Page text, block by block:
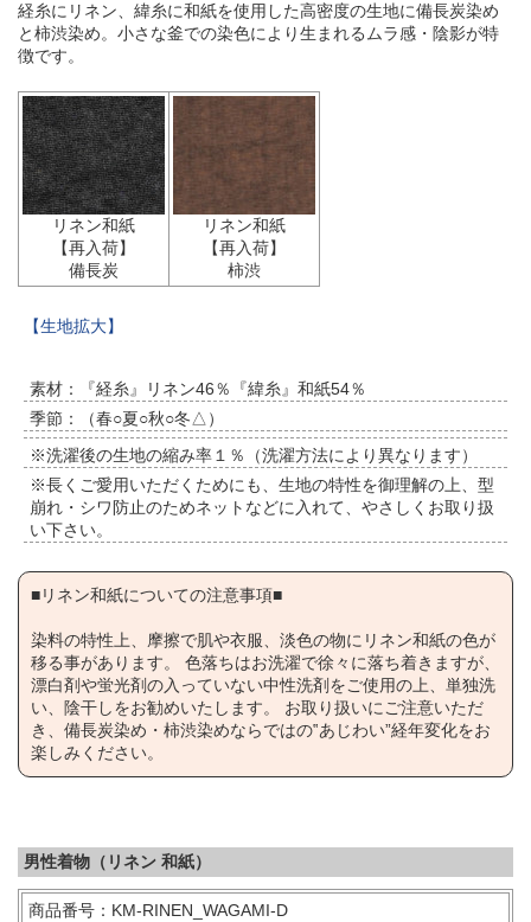
経糸にリネン、緯糸に和紙を使用した高密度の生地に備長炭染め
と柿渋染め。小さな釜での染色により生まれるムラ感・陰影が特
徴です。
リネン和紙
【再入荷】
備長炭
リネン和紙
【再入荷】
柿渋
【生地拡大】
素材：『経糸』リネン46％『緯糸』和紙54％
季節：（春○夏○秋○冬△）
※洗濯後の生地の縮み率１％（洗濯方法により異なります）
※長くご愛用いただくためにも、生地の特性を御理解の上、型
崩れ・シワ防止のためネットなどに入れて、やさしくお取り扱
い下さい。
■リネン和紙についての注意事項■
染料の特性上、摩擦で肌や衣服、淡色の物にリネン和紙の色が
移る事があります。 色落ちはお洗濯で徐々に落ち着きますが、
漂白剤や蛍光剤の入っていない中性洗剤をご使用の上、単独洗
い、陰干しをお勧めいたします。 お取り扱いにご注意いただ
き、備長炭染め・柿渋染めならではの‟あじわい”経年変化をお
楽しみください。
男性着物（リネン 和紙）
商品番号：KM-RINEN_WAGAMI-D